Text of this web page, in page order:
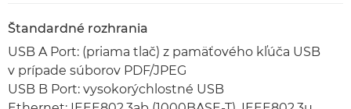
Štandardné rozhrania
USB A Port: (priama tlač) z pamäťového kľúča USB
v prípade súborov PDF/JPEG
USB B Port: vysokorýchlostné USB